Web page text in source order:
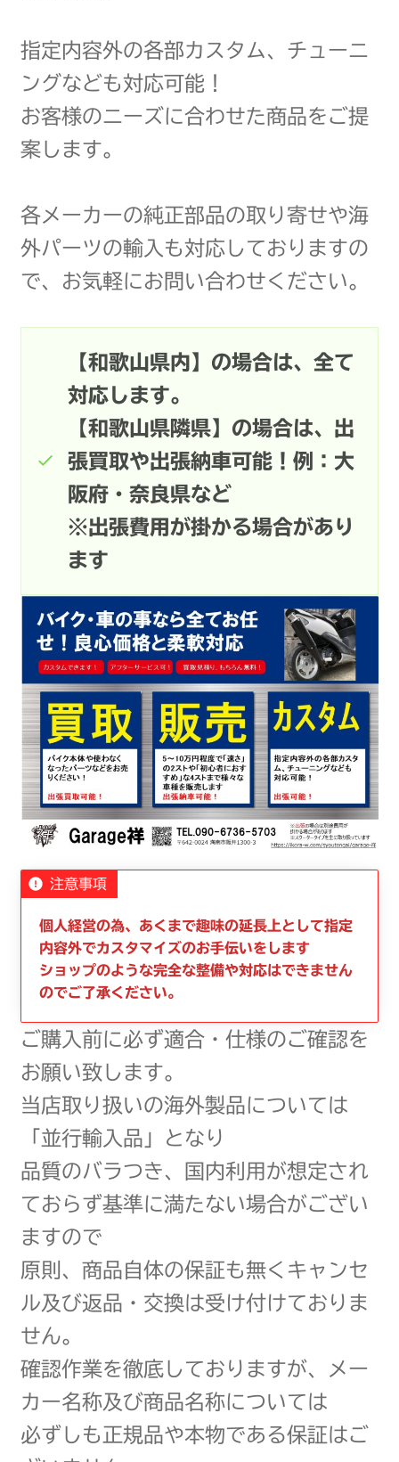
指定内容外の各部カスタム、チューニ
ングなども対応可能！
お客様のニーズに合わせた商品をご提
案します。
各メーカーの純正部品の取り寄せや海
外パーツの輸入も対応しておりますの
で、お気軽にお問い合わせください。
【和歌山県内】の場合は、全て
対応します。
【和歌山県隣県】の場合は、出
張買取や出張納車可能！例：大
阪府・奈良県など
※出張費用が掛かる場合があり
ます
注意事項
個人経営の為、あくまで趣味の延長上として指定
内容外でカスタマイズのお手伝いをします
ショップのような完全な整備や対応はできません
のでご了承ください。
ご購入前に必ず適合・仕様のご確認を
お願い致します。
当店取り扱いの海外製品については
「並行輸入品」となり
品質のバラつき、国内利用が想定され
ておらず基準に満たない場合がござい
ますので
原則、商品自体の保証も無くキャンセ
ル及び返品・交換は受け付けておりま
せん。
確認作業を徹底しておりますが、メー
カー名称及び商品名称については
必ずしも正規品や本物である保証はご